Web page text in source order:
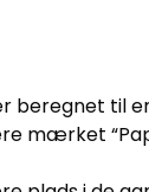
beregnet til
mærket